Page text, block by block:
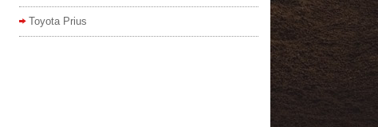
Toyota Prius